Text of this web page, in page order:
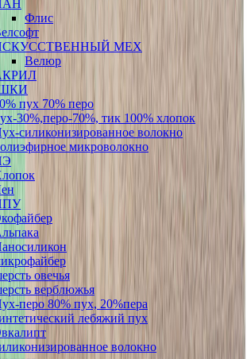
Флис
МЕХ
Велюр
пух 70% перо
30%,перо-70%, тик 100% хлопок
силиконизированное волокно
микроволокно
овечья
верблюжья
перо 80% пух, 20%пера
лебяжий пух
волокно